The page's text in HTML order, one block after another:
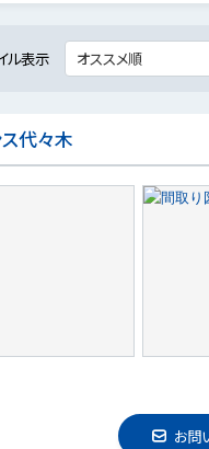
ル表示
代々木
お問